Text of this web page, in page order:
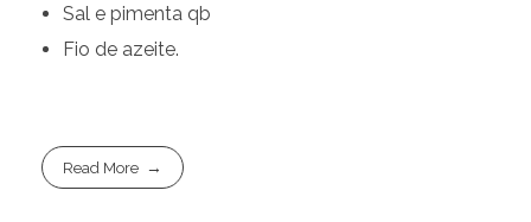
Sal e pimenta qb
Fio de azeite.
Read More